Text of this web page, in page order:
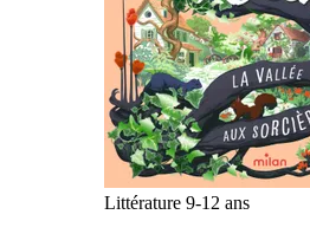
Littérature 9-12 ans